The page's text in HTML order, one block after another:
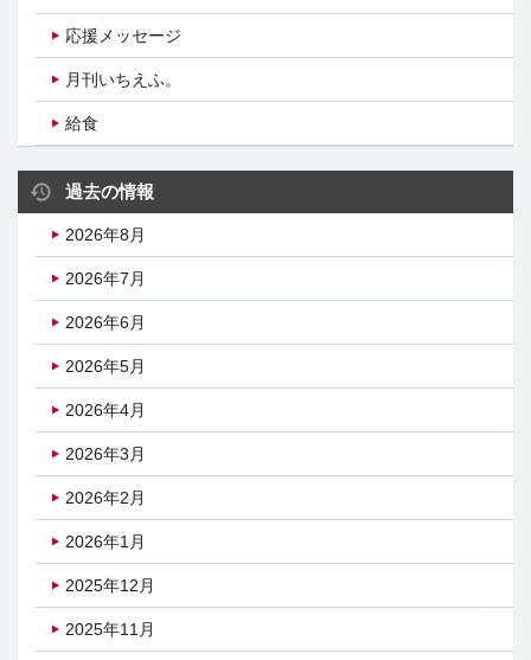
応援メッセージ
月刊いちえふ。
給食
過去の情報
2026年8月
2026年7月
2026年6月
2026年5月
2026年4月
2026年3月
2026年2月
2026年1月
2025年12月
2025年11月